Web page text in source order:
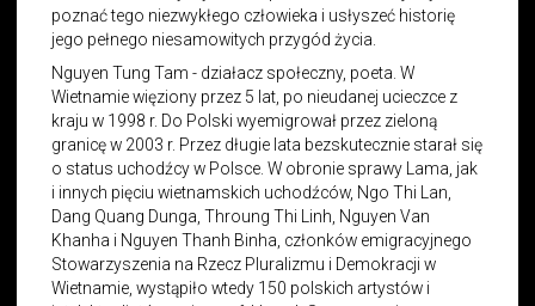
poznać tego niezwykłego człowieka i usłyszeć historię
jego pełnego niesamowitych przygód życia.
Nguyen Tung Tam - działacz społeczny, poeta. W
Wietnamie więziony przez 5 lat, po nieudanej ucieczce z
kraju w 1998 r. Do Polski wyemigrował przez zieloną
granicę w 2003 r. Przez długie lata bezskutecznie starał się
o status uchodźcy w Polsce. W obronie sprawy Lama, jak
i innych pięciu wietnamskich uchodźców, Ngo Thi Lan,
Dang Quang Dunga, Throung Thi Linh, Nguyen Van
Khanha i Nguyen Thanh Binha, członków emigracyjnego
Stowarzyszenia na Rzecz Pluralizmu i Demokracji w
Wietnamie, wystąpiło wtedy 150 polskich artystów i